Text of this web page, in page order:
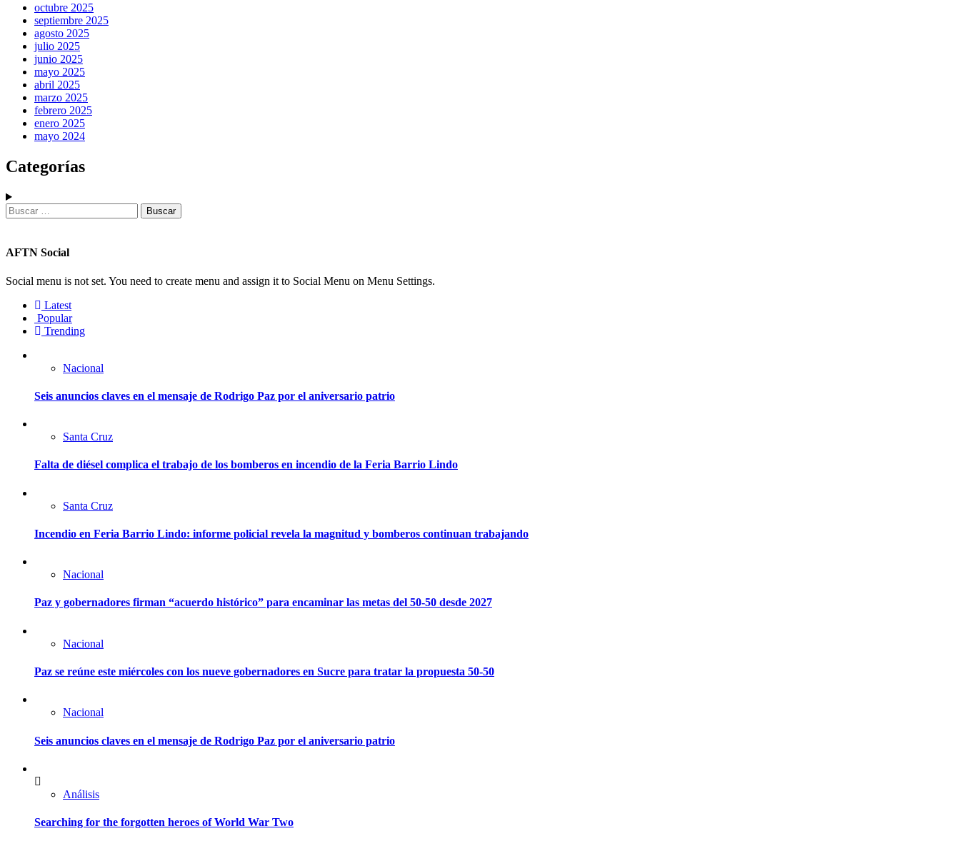
octubre 2025
septiembre 2025
agosto 2025
julio 2025
junio 2025
mayo 2025
abril 2025
marzo 2025
febrero 2025
enero 2025
mayo 2024
Categorías
Buscar:
AFTN Social
Social menu is not set. You need to create menu and assign it to Social Menu on Menu Settings.
Latest
Popular
Trending
Nacional
Seis anuncios claves en el mensaje de Rodrigo Paz por el aniversario patrio
Santa Cruz
Falta de diésel complica el trabajo de los bomberos en incendio de la Feria Barrio Lindo
Santa Cruz
Incendio en Feria Barrio Lindo: informe policial revela la magnitud y bomberos continuan trabajando
Nacional
Paz y gobernadores firman “acuerdo histórico” para encaminar las metas del 50-50 desde 2027
Nacional
Paz se reúne este miércoles con los nueve gobernadores en Sucre para tratar la propuesta 50-50
Nacional
Seis anuncios claves en el mensaje de Rodrigo Paz por el aniversario patrio
Análisis
Searching for the forgotten heroes of World War Two